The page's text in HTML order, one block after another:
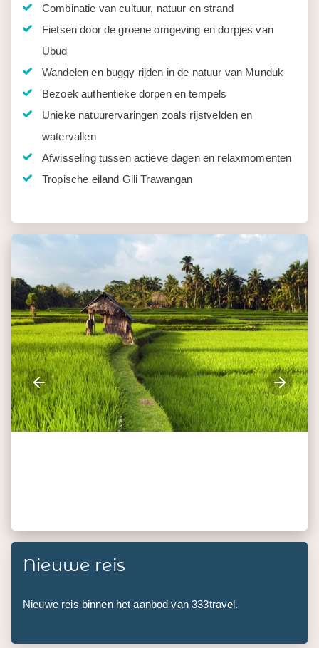
Combinatie van cultuur, natuur en strand
Fietsen door de groene omgeving en dorpjes van
Ubud
Wandelen en buggy rijden in de natuur van Munduk
Bezoek authentieke dorpen en tempels
Unieke natuurervaringen zoals rijstvelden en
watervallen
Afwisseling tussen actieve dagen en relaxmomenten
Tropische eiland Gili Trawangan
Nieuwe reis
Nieuwe reis binnen het aanbod van 333travel.